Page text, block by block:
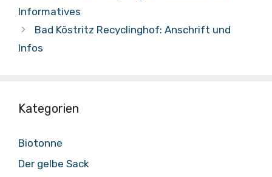
Informatives
Bad Köstritz Recyclinghof: Anschrift und
Infos
Kategorien
Biotonne
Der gelbe Sack